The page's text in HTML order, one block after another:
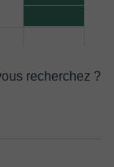
recherchez ?